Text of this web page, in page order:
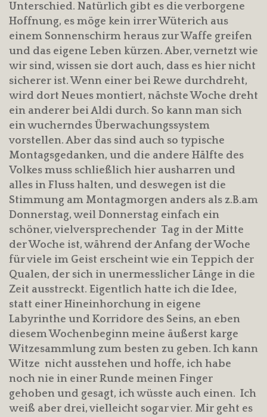
Unterschied. Natürlich gibt es die verborgene
Hoffnung, es möge kein irrer Wüterich aus
einem Sonnenschirm heraus zur Waffe greifen
und das eigene Leben kürzen. Aber, vernetzt wie
wir sind, wissen sie dort auch, dass es hier nicht
sicherer ist. Wenn einer bei Rewe durchdreht,
wird dort Neues montiert, nächste Woche dreht
ein anderer bei Aldi durch. So kann man sich
ein wucherndes Überwachungssystem
vorstellen. Aber das sind auch so typische
Montagsgedanken, und die andere Hälfte des
Volkes muss schließlich hier ausharren und
alles in Fluss halten, und deswegen ist die
Stimmung am Montagmorgen anders als z.B.am
Donnerstag, weil Donnerstag einfach ein
schöner, vielversprechender Tag in der Mitte
der Woche ist, während der Anfang der Woche
für viele im Geist erscheint wie ein Teppich der
Qualen, der sich in unermesslicher Länge in die
Zeit ausstreckt. Eigentlich hatte ich die Idee,
statt einer Hineinhorchung in eigene
Labyrinthe und Korridore des Seins, an eben
diesem Wochenbeginn meine äußerst karge
Witzesammlung zum besten zu geben. Ich kann
Witze nicht ausstehen und hoffe, ich habe
noch nie in einer Runde meinen Finger
gehoben und gesagt, ich wüsste auch einen. Ich
weiß aber drei, vielleicht sogar vier. Mir geht es